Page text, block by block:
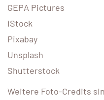
GEPA Pictures
iStock
Pixabay
Unsplash
Shutterstock
Weitere Foto-Credits